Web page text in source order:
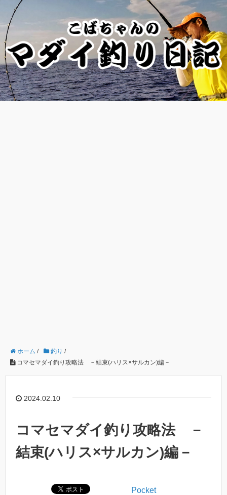
ホーム / 釣り /
コマセマダイ釣り攻略法 －結束(ハリス×サルカン)編－
2024.02.10
コマセマダイ釣り攻略法 －
結束(ハリス×サルカン)編－
Pocket